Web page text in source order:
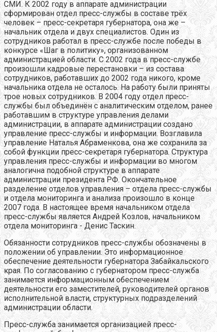
СМИ. К 2002 году в аппарате администрации
сформирован отдел пресс-службы в составе трёх
человек – пресс-секретаря губернатора, она же –
начальник отдела и двух специалистов. Один из
сотрудников работал в пресс-службе после победы в
конкурсе «Шаг в политику», организованном
администрацией области. С 2002 года в пресс-службе
произошли кадровые перестановки – из состава
сотрудников, работавших до 2002 года никого, кроме
начальника отдела не осталось. На работу были приняты
трое новых сотрудников. В 2004 году отдел пресс-
службы был объединён с аналитическим отделом, ранее
работавшим в структуре управления делами
администрации, в аппарате администрации создано
управление пресс-службы и информации. Возглавила
управление Наталья Абраменкова, она же сохранила за
собой функции пресс-секретаря губернатора. Структура
управления пресс-службы и информации во многом
аналогична подобной структуре в аппарате
администрации президента РФ. Окончательное
разделение отделов управления – отдела пресс-службы
и отдела мониторинга и анализа произошло в конце
2007 года. В настоящее время начальником отдела
пресс-службы является Андрей Козлов, начальником
отдела мониторинга - Денис Таскин.
Обязанности сотрудников пресс-службы обозначены в
положении об управлении. Это информационное
обеспечение деятельности губернатора Забайкальского
края. По согласованию с губернатором пресс-служба
занимается информационным обеспечением
деятельности его заместителей, руководителей органов
исполнительной власти, структурных подразделений
администрации области.
Пресс-служба занимается организацией пресс-